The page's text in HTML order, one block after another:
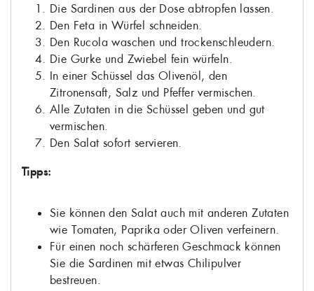
Die Sardinen aus der Dose abtropfen lassen.
Den Feta in Würfel schneiden.
Den Rucola waschen und trockenschleudern.
Die Gurke und Zwiebel fein würfeln.
In einer Schüssel das Olivenöl, den
Zitronensaft, Salz und Pfeffer vermischen.
Alle Zutaten in die Schüssel geben und gut
vermischen.
Den Salat sofort servieren.
Tipps:
Sie können den Salat auch mit anderen Zutaten
wie Tomaten, Paprika oder Oliven verfeinern.
Für einen noch schärferen Geschmack können
Sie die Sardinen mit etwas Chilipulver
bestreuen.